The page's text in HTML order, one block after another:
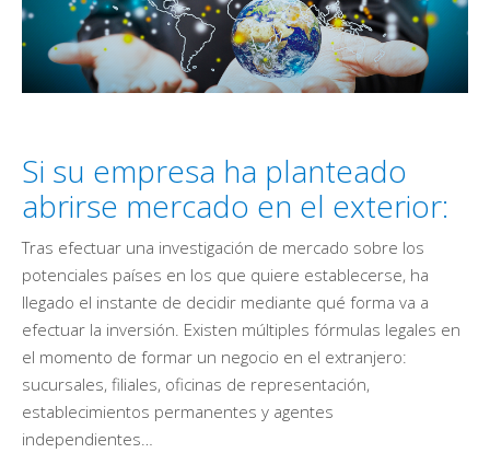
Si su empresa ha planteado
abrirse mercado en el exterior:
Tras efectuar una investigación de mercado sobre los
potenciales países en los que quiere establecerse, ha
llegado el instante de decidir mediante qué forma va a
efectuar la inversión. Existen múltiples fórmulas legales en
el momento de formar un negocio en el extranjero:
sucursales, filiales, oficinas de representación,
establecimientos permanentes y agentes
independientes…